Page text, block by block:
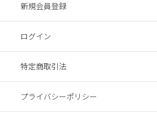
新規会員登録
ログイン
特定商取引法
プライバシーポリシー